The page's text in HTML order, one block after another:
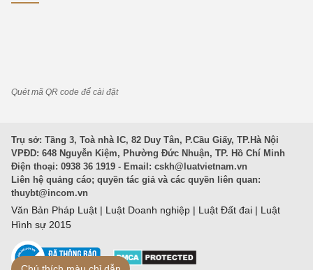
Quét mã QR code để cài đặt
Trụ sở: Tầng 3, Toà nhà IC, 82 Duy Tân, P.Cầu Giấy, TP.Hà Nội
VPĐD: 648 Nguyễn Kiệm, Phường Đức Nhuận, TP. Hồ Chí Minh
Điện thoại: 0938 36 1919 - Email: cskh@luatvietnam.vn
Liên hệ quảng cáo; quyền tác giả và các quyền liên quan:
thuybt@incom.vn
Văn Bản Pháp Luật | Luật Doanh nghiệp | Luật Đất đai | Luật
Hình sự 2015